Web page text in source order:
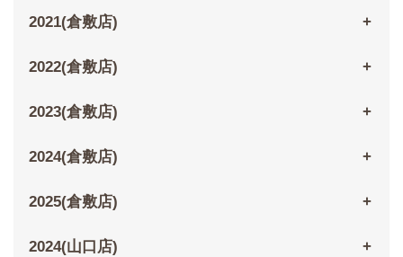
2021(倉敷店)
2022(倉敷店)
2023(倉敷店)
2024(倉敷店)
2025(倉敷店)
2024(山口店)